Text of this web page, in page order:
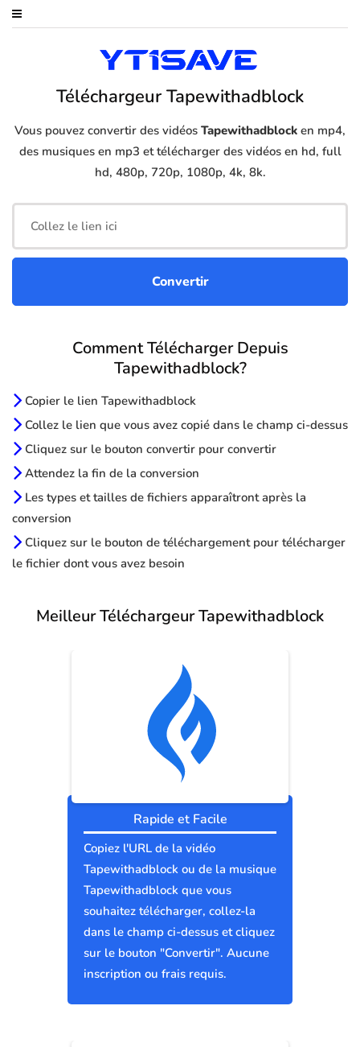
Téléchargeur Tapewithadblock
Vous pouvez convertir des vidéos Tapewithadblock en mp4,
des musiques en mp3 et télécharger des vidéos en hd, full
hd, 480p, 720p, 1080p, 4k, 8k.
Comment Télécharger Depuis
Tapewithadblock?
Copier le lien Tapewithadblock
Collez le lien que vous avez copié dans le champ ci-dessus
Cliquez sur le bouton convertir pour convertir
Attendez la fin de la conversion
Les types et tailles de fichiers apparaîtront après la
conversion
Cliquez sur le bouton de téléchargement pour télécharger
le fichier dont vous avez besoin
Meilleur Téléchargeur Tapewithadblock
Rapide et Facile
Copiez l'URL de la vidéo
Tapewithadblock ou de la musique
Tapewithadblock que vous
souhaitez télécharger, collez-la
dans le champ ci-dessus et cliquez
sur le bouton "Convertir". Aucune
inscription ou frais requis.